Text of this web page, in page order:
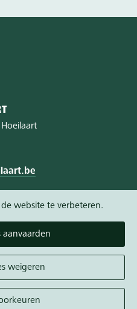
wordt aangeraden.
website te verbeteren.
weigeren
aanvaarden